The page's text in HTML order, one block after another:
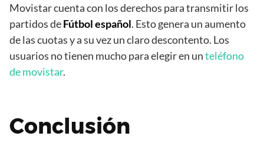
Movistar cuenta con los derechos para transmitir los
partidos deFútbol español. Esto genera un aumento
de las cuotas y a su vez un claro descontento. Los
usuarios no tienen mucho para elegir en unteléfono
de movistar.
Conclusión